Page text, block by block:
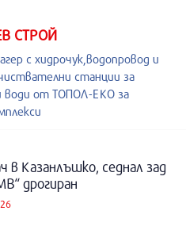
СТРОЙ
с хидрочук,водопровод и
станции за
води от ТОПОЛ-ЕКО за
в Казанлъшко, седнал зад
дрогиран